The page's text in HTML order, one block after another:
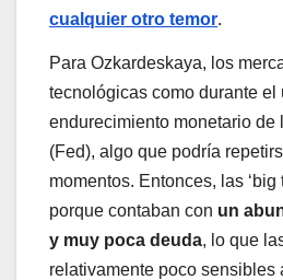
cualquier otro temor.
Para Ozkardeskaya, los
tecnológicas como durante el
endurecimiento monetario de
(Fed), algo que podría
momentos. Entonces, las ‘big
porque contaban con un
y muy poca deuda, lo que
relativamente poco sensibles